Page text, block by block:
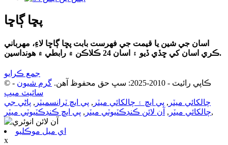
پڇا ڳاڇا
اسان جي شين يا قيمت جي فهرست بابت پڇا ڳاڇا لاءِ، مھرباني
ڪري اسان کي ڇڏي ڏيو ۽ اسان 24 ڪلاڪن ۾ رابطي ۾ ھونداسين.
جمع ڪرايو
© ڪاپي رائيٽ - 2010-2025: سڀ حق محفوظ آهن.
گرم شيون -
سائيٽ ميپ
چالکائي ميٽر , پي ايڇ ۽ چالکائي ميٽر , پي ايڇ ٽرانسميٽر , پاڻي جي
چالکائي ميٽر , آن لائن ڪنڊڪٽيوٽي ميٽر , پي ايڇ ڪنڊڪٽيوٽي ميٽر ,
اي ميل موڪليو
x